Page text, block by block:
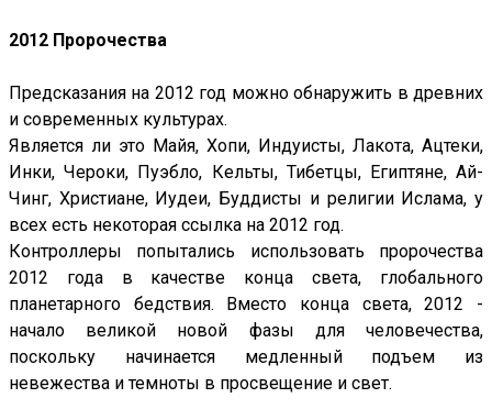
2012 Пророчества
Предсказания на 2012 год можно обнаружить в древних
и современных культурах.
Является ли это Майя, Хопи, Индуисты, Лакота, Ацтеки,
Инки, Чероки, Пуэбло, Кельты, Тибетцы, Египтяне, Ай-
Чинг, Христиане, Иудеи, Буддисты и религии Ислама, у
всех есть некоторая ссылка на 2012 год.
Контроллеры попытались использовать пророчества
2012 года в качестве конца света, глобального
планетарного бедствия. Вместо конца света, 2012 -
начало великой новой фазы для человечества,
поскольку начинается медленный подъем из
невежества и темноты в просвещение и свет.